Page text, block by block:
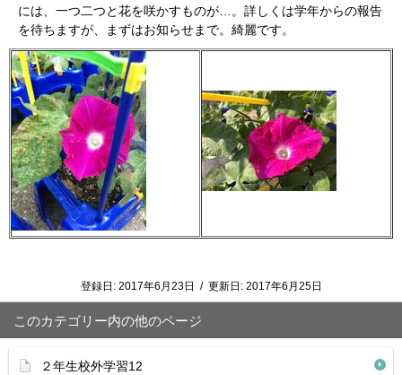
には、一つ二つと花を咲かすものが…。詳しくは学年からの報告
を待ちますが、まずはお知らせまで。綺麗です。
登録日: 2017年6月23日 / 更新日: 2017年6月25日
このカテゴリー内の他のページ
２年生校外学習12